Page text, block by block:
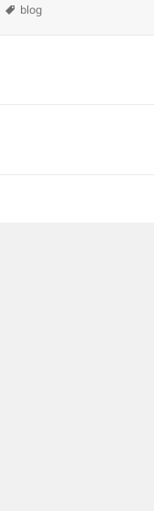
Címke
blog